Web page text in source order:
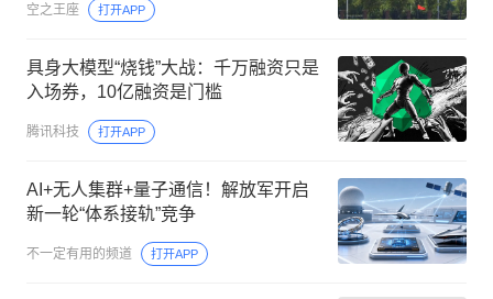
空之王座 打开APP
具身大模型“烧钱”大战：千万融资只是
入场券，10亿融资是门槛
腾讯科技 打开APP
AI+无人集群+量子通信！解放军开启
新一轮“体系接轨”竞争
不一定有用的频道 打开APP